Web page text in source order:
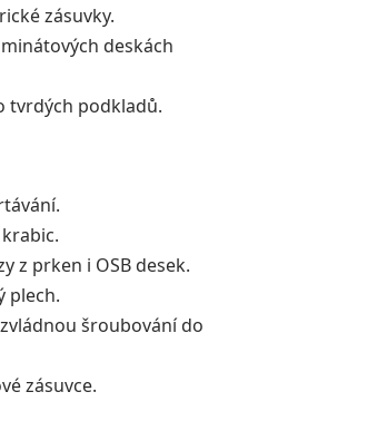
zásuvky.
deskách
tvrdých podkladů.
z prken i OSB desek.
plech.
šroubování do
zásuvce.